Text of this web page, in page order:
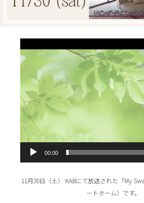
画
プ
ー
ヤ
00:00
11月30日（土） KABにて放送された「My
ートホーム）です。